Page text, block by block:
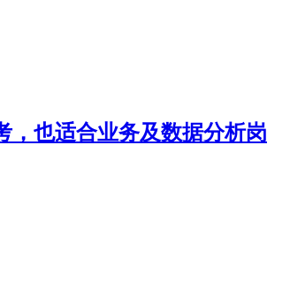
，也适合业务及数据分析岗